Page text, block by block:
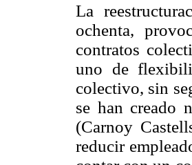
La
ochenta,
contratos
uno de
colectivo, sin
se han creado
(Carnoy
reducir